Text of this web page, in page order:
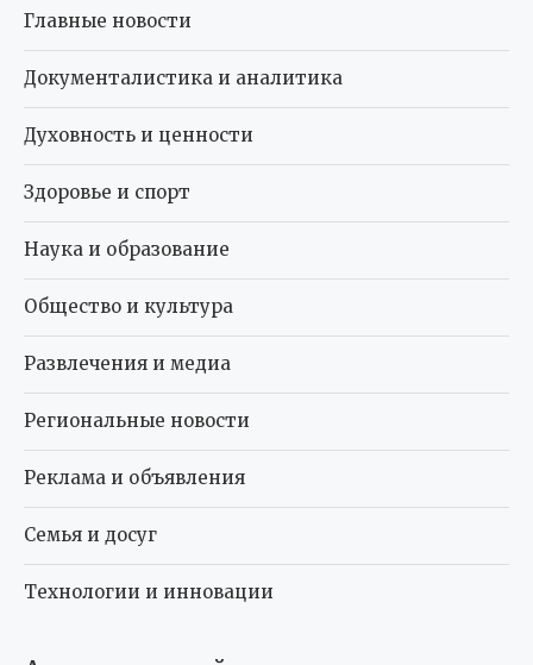
Главные новости
Документалистика и аналитика
Духовность и ценности
Здоровье и спорт
Наука и образование
Общество и культура
Развлечения и медиа
Региональные новости
Реклама и объявления
Семья и досуг
Технологии и инновации